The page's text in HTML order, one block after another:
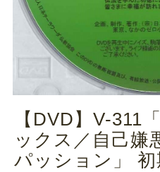
【DVD】V-311
ックス／自己嫌
パッション」